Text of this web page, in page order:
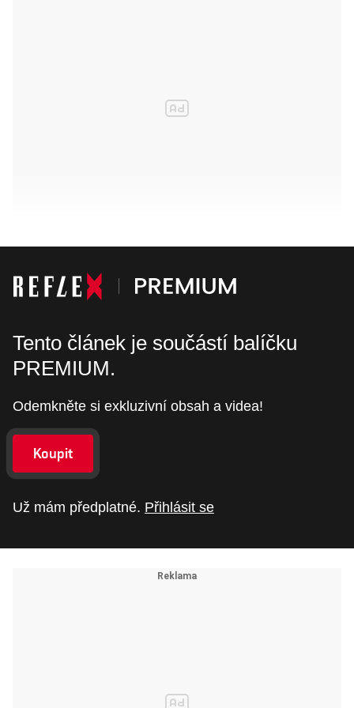
Tento článek je součástí balíčku
PREMIUM.
Odemkněte si exkluzivní obsah a videa!
Koupit
Už mám předplatné. Přihlásit se